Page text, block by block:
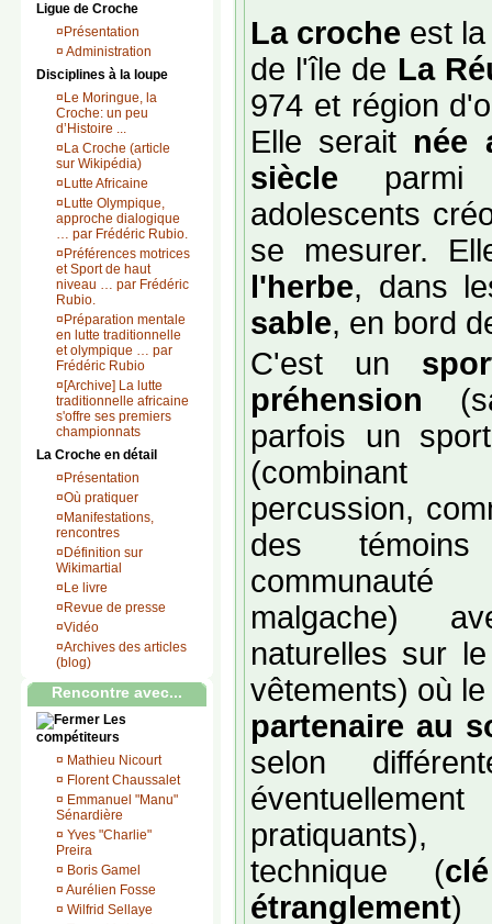
Ligue de Croche
¤ Présentation
¤ Administration
Disciplines à la loupe
¤ Le Moringue, la
Croche: un peu
d’Histoire ...
¤ La Croche (article
sur Wikipédia)
¤ Lutte Africaine
¤ Lutte Olympique,
approche dialogique
… par Frédéric Rubio.
¤ Préférences motrices
et Sport de haut
niveau … par Frédéric
Rubio.
¤ Préparation mentale
en lutte traditionnelle
et olympique … par
Frédéric Rubio
¤[Archive] La lutte
traditionnelle africaine
s'offre ses premiers
championnats
La Croche en détail
¤ Présentation
¤Où pratiquer
¤ Manifestations,
rencontres
¤ Définition sur
Wikimartial
¤ Le livre
¤ Revue de presse
¤Vidéo
¤Archives des articles
(blog)
Rencontre avec...
Les
compétiteurs
¤ Mathieu Nicourt
¤ Florent Chaussalet
¤ Emmanuel "Manu"
Sénardière
¤ Yves "Charlie"
Preira
¤ Boris Gamel
¤ Aurélien Fosse
¤ Wilfrid Sellaye
La croche est
de l'île de La
974 et région
Elle serait née
siècle parmi
adolescents
se mesurer.
l'herbe, dans
sable, en bord
C'est un
préhension
parfois un
(combinant
percussion,
des
malgache)
naturelles sur
vêtements) où
partenaire au
selon
technique (
étranglement)